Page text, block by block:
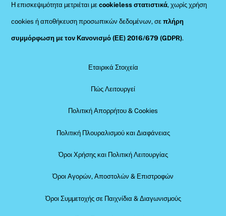
Η επισκεψιμότητα μετριέται μεcookieless στατιστικά, χωρίς χρήση
cookies ή αποθήκευση προσωπικών δεδομένων, σεπλήρη
συμμόρφωση με τον Κανονισμό (ΕΕ) 2016/679 (GDPR).
Εταιρικά Στοιχεία
Πώς Λειτουργεί
Πολιτική Απορρήτου & Cookies
Πολιτική Πλουραλισμού και Διαφάνειας
Όροι Χρήσης και Πολιτική Λειτουργίας
Όροι Αγορών, Αποστολών & Επιστροφών
Όροι Συμμετοχής σε Παιχνίδια & Διαγωνισμούς